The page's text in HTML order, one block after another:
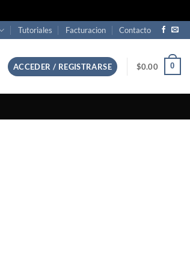
Tutoriales Facturacion Contacto
ACCEDER / REGISTRARSE $0.00 0